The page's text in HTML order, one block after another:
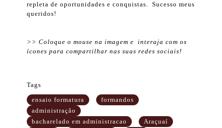
repleta de oportunidades e conquistas. Sucesso meus
queridos!
>> Coloque o mouse na imagem e interaja com os
ícones para compartilhar nas suas redes sociais!
Tags
ensaio formatura
formandos
administração
bacharelado em administracao
Araçuaí